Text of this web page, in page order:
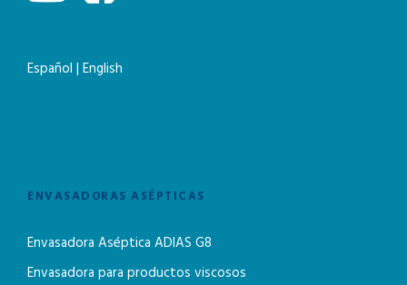
Español | English
ENVASADORAS ASÉPTICAS
Envasadora Aséptica ADIAS G8
Envasadora para productos viscosos